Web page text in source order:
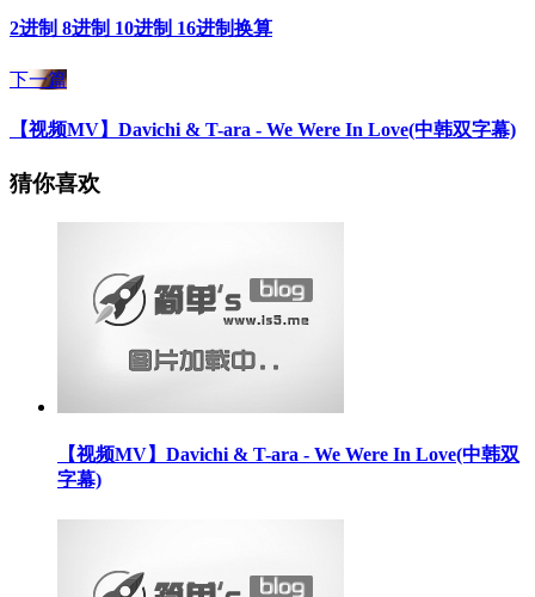
2进制 8进制 10进制 16进制换算
下一篇
【视频MV】Davichi & T-ara - We Were In Love(中韩双字幕)
猜你喜欢
【视频MV】Davichi & T-ara - We Were In Love(中韩双
字幕)